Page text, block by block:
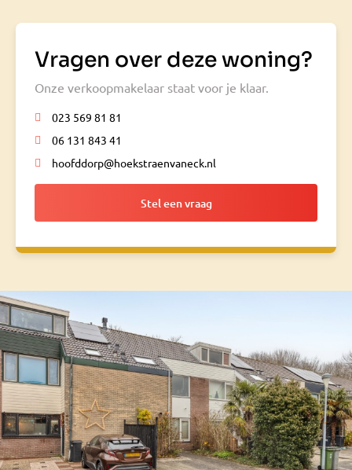
Vragen over deze woning?
Onze verkoopmakelaar staat voor je klaar.
023 569 81 81
06 131 843 41
hoofddorp@hoekstraenvaneck.nl
Stel een vraag